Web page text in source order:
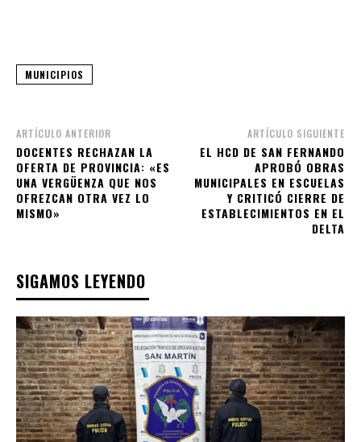
MUNICIPIOS
ARTÍCULO ANTERIOR
DOCENTES RECHAZAN LA
OFERTA DE PROVINCIA: «ES
UNA VERGÜENZA QUE NOS
OFREZCAN OTRA VEZ LO
MISMO»
ARTÍCULO SIGUIENTE
EL HCD DE SAN FERNANDO
APROBÓ OBRAS
MUNICIPALES EN ESCUELAS
Y CRITICÓ CIERRE DE
ESTABLECIMIENTOS EN EL
DELTA
SIGAMOS LEYENDO